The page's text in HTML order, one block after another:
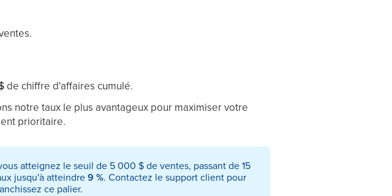
de chiffre d'affaires cumulé.
notre taux le plus avantageux pour maximiser votre
prioritaire.
atteignez le seuil de 5 000 $ de ventes, passant de 15
jusqu'à atteindre9 %. Contactez le support client pour
ce palier.